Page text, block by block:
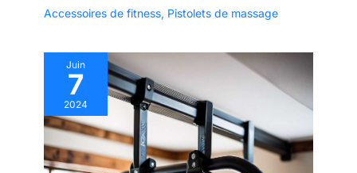
Accessoires de fitness, Pistolets de massage
Juin
7
2024